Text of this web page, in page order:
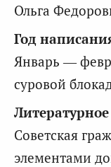
Ольга
Год
Январь —
суровой
Советская
элементами